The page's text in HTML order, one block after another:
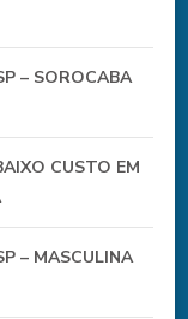
– SOROCABA
CUSTO EM
– MASCULINA